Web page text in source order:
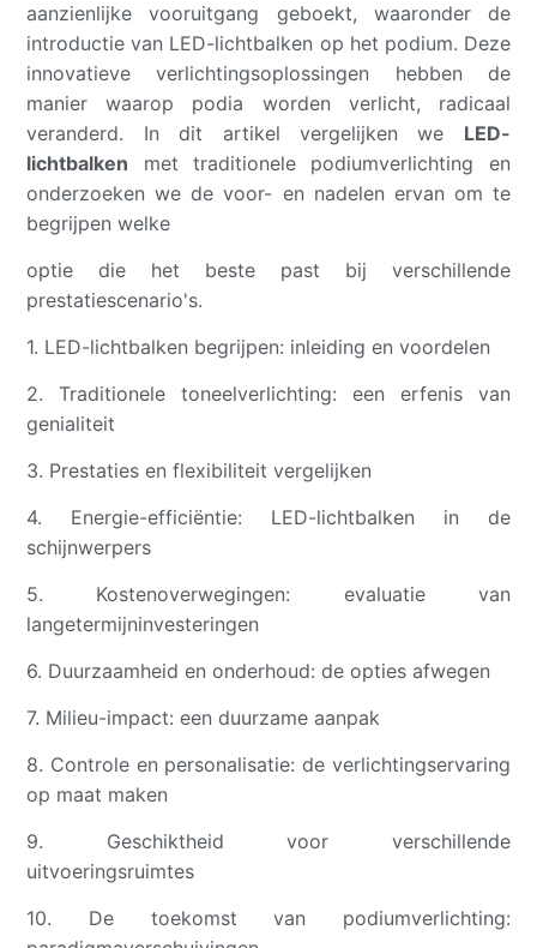
aanzienlijke vooruitgang geboekt, waaronder de
introductie van LED-lichtbalken op het podium. Deze
innovatieve verlichtingsoplossingen hebben de
manier waarop podia worden verlicht, radicaal
veranderd. In dit artikel vergelijken we LED-
lichtbalken met traditionele podiumverlichting en
onderzoeken we de voor- en nadelen ervan om te
begrijpen welke
optie die het beste past bij verschillende
prestatiescenario's.
1. LED-lichtbalken begrijpen: inleiding en voordelen
2. Traditionele toneelverlichting: een erfenis van
genialiteit
3. Prestaties en flexibiliteit vergelijken
4. Energie-efficiëntie: LED-lichtbalken in de
schijnwerpers
5. Kostenoverwegingen: evaluatie van
langetermijninvesteringen
6. Duurzaamheid en onderhoud: de opties afwegen
7. Milieu-impact: een duurzame aanpak
8. Controle en personalisatie: de verlichtingservaring
op maat maken
9. Geschiktheid voor verschillende
uitvoeringsruimtes
10. De toekomst van podiumverlichting: